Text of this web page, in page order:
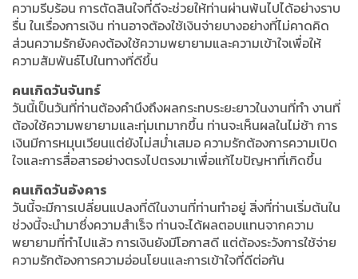
ความรีบร้อน การตัดสินใจที่ดีจะช่วยให้ท่านผ่านพ้นไปได้อย่างราบ
รื่น ในเรื่องการเงิน ท่านอาจต้องใช้เงินจ่ายบางอย่างที่ไม่คาดคิด
ส่วนความรักยังคงต้องใช้ความพยายามและความเข้าใจเพื่อให้
ความสัมพันธ์ไปในทางที่ดีขึ้น
คนเกิดวันจันทร์
วันนี้เป็นวันที่ท่านต้องคำนึงถึงผลกระทบระยะยาวในงานที่ทำ งานที่
ต้องใช้ความพยายามและทุ่มเทมากขึ้น ท่านจะเห็นผลในไม่ช้า การ
เงินมีการหมุนเวียนแต่ยังไม่สม่ำเสมอ ความรักต้องการความเปิด
ใจและการสื่อสารอย่างตรงไปตรงมาเพื่อแก้ไขปัญหาที่เกิดขึ้น
คนเกิดวันอังคาร
วันนี้จะมีการเปลี่ยนแปลงที่ดีในงานที่ท่านทำอยู่ สิ่งที่ท่านเริ่มต้นใน
ช่วงนี้จะนำมาซึ่งความสำเร็จ ท่านจะได้ผลตอบแทนจากความ
พยายามที่ทำไปแล้ว การเงินยังมีโอกาสดี แต่ต้องระวังการใช้จ่าย
ความรักต้องการความอ่อนโยนและการเข้าใจที่ดีต่อกัน